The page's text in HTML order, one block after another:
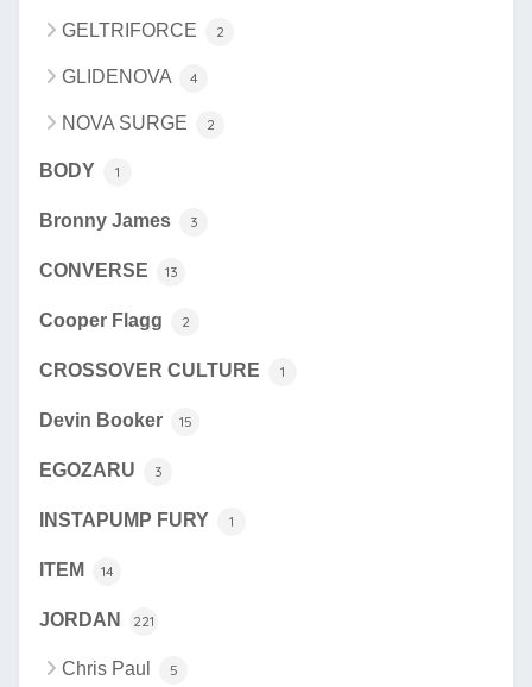
GELTRIFORCE 2
GLIDENOVA 4
NOVA SURGE 2
BODY 1
Bronny James 3
CONVERSE 13
Cooper Flagg 2
CROSSOVER CULTURE 1
Devin Booker 15
EGOZARU 3
INSTAPUMP FURY 1
ITEM 14
JORDAN 221
Chris Paul 5